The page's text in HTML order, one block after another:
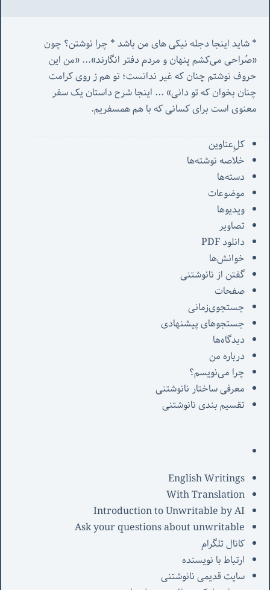
«صُراحی می‌کشم پنهان‌ و مردم‌ دفتر انگارند»... «
چنان بخوان که تو دانی» ...
معنوی است برای کسانی که با هم همسفریم.
کل‌ِعناوین
خلاصه نوشته‌ها
دسته‌ها
موضوعات
ویدیوها
تصاویر
دانلود PDF
خوانش‌ها
گفتن از نانوشتنی
صفحات
جستجوی‌زمانی
جستجوهای پیشنهادی
دیدگاه‌ها
درباره من
چرا می‌نویسم؟
معرفی‌ ساختار نانوشتنی
تقسیم بندی نانوشتنی
English Writings
With Translation
Introduction to Unwritable by AI
Ask your questions about unwritable
کانال تلگرام
ارتباط با نویسنده
سایت قدیمی نانوشتنی